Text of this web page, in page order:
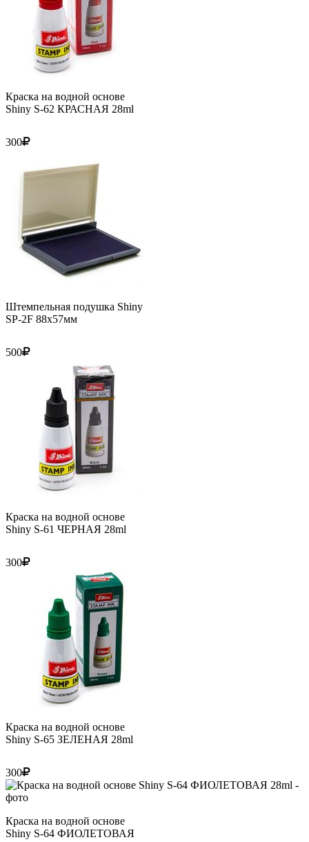
Краска на водной основе
Shiny S-62 КРАСНАЯ 28ml
300
Штемпельная подушка Shiny
SP-2F 88х57мм
500
Краска на водной основе
Shiny S-61 ЧЕРНАЯ 28ml
300
Краска на водной основе
Shiny S-65 ЗЕЛЕНАЯ 28ml
300
Краска на водной основе
Shiny S-64 ФИОЛЕТОВАЯ